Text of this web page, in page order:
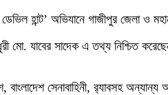
হান্ট’ অভিযানে গাজীপুর জেলা ও
মো. যাবের সাদেক এ তথ্য নিশ্চিত
সেনাবাহিনী, র‌্যাবসহ